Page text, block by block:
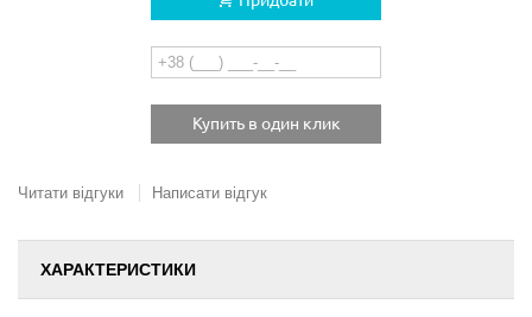
Купить в один клик
Читати відгуки Написати відгук
ХАРАКТЕРИСТИКИ